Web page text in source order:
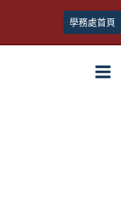
學務處首頁